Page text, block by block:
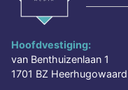
Hoofdvestiging:
van Benthuizenlaan 1
1701 BZ Heerhugowaard